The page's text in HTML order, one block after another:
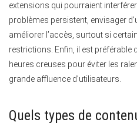
extensions qui pourraient
problèmes persistent, envisager
améliorer l’accès, surtout si
restrictions. Enfin, il est préférable
heures creuses pour éviter les
grande affluence d’utilisateurs.
Quels types de